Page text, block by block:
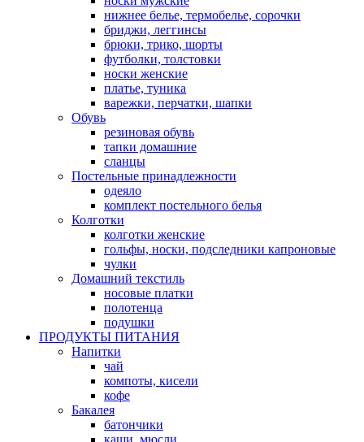
нижнее белье, термобелье, сорочки
бриджи, леггинсы
брюки, трико, шорты
футболки, толстовки
носки женские
платье, туника
варежки, перчатки, шапки
Обувь
резиновая обувь
тапки домашние
сланцы
Постельные принадлежности
одеяло
комплект постельного белья
Колготки
колготки женские
гольфы, носки, подследники капроновые
чулки
Домашний текстиль
носовые платки
полотенца
подушки
ПРОДУКТЫ ПИТАНИЯ
Напитки
чай
компоты, кисели
кофе
Бакалея
батончики
каши, мюсли